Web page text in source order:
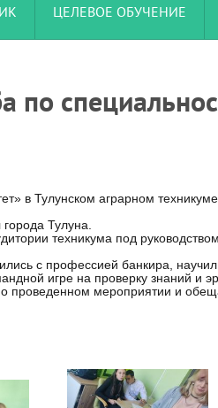
ЦЕЛЕВОЕ ОБУЧЕНИЕ
по
в Тулунском аграрном
Тулуна.
техникума под
с профессией банкира,
игре на проверку знаний и
мероприятии и